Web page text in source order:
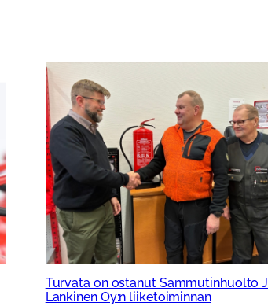
Turvata on ostanut Sammutinhuolto
Lankinen Oy:n liiketoiminnan